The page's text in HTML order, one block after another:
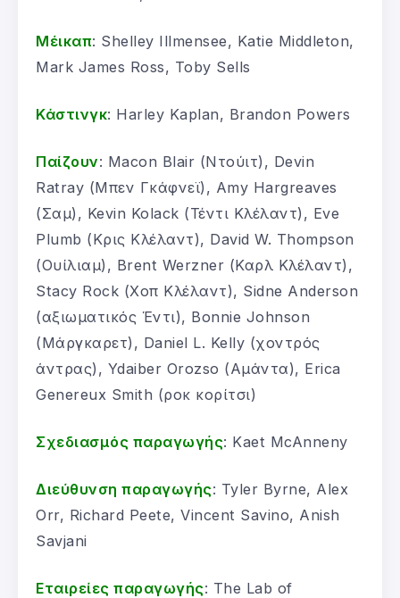
Μέικαπ: Shelley Illmensee, Katie Middleton,
Mark James Ross, Toby Sells
Κάστινγκ: Harley Kaplan, Brandon Powers
Παίζουν: Macon Blair (Ντούιτ), Devin
Ratray (Μπεν Γκάφνεϊ), Amy Hargreaves
(Σαμ), Kevin Kolack (Τέντι Κλέλαντ), Eve
Plumb (Κρις Κλέλαντ), David W. Thompson
(Ουίλιαμ), Brent Werzner (Καρλ Κλέλαντ),
Stacy Rock (Χοπ Κλέλαντ), Sidne Anderson
(αξιωματικός Έντι), Bonnie Johnson
(Μάργκαρετ), Daniel L. Kelly (χοντρός
άντρας), Ydaiber Orozso (Αμάντα), Erica
Genereux Smith (ροκ κορίτσι)
Σχεδιασμός παραγωγής: Kaet McAnneny
Διεύθυνση παραγωγής: Tyler Byrne, Alex
Orr, Richard Peete, Vincent Savino, Anish
Savjani
Εταιρείες παραγωγής: The Lab of